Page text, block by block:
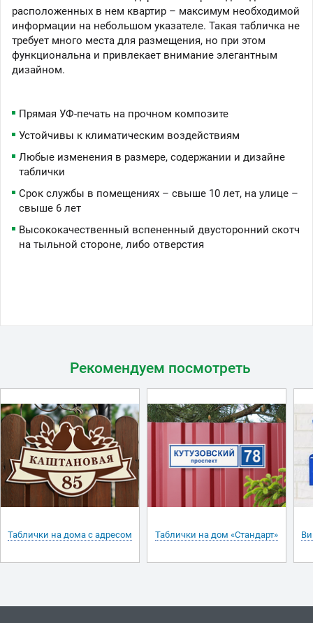
расположенных в нем квартир – максимум необходимой
информации на небольшом указателе. Такая табличка не
требует много места для размещения, но при этом
функциональна и привлекает внимание элегантным
дизайном.
Прямая УФ-печать на прочном композите
Устойчивы к климатическим воздействиям
Любые изменения в размере, содержании и дизайне
таблички
Срок службы в помещениях – свыше 10 лет, на улице –
свыше 6 лет
Высококачественный вспененный двусторонний скотч
на тыльной стороне, либо отверстия
Рекомендуем посмотреть
Таблички на дома с адресом Таблички на дом «Стандарт»